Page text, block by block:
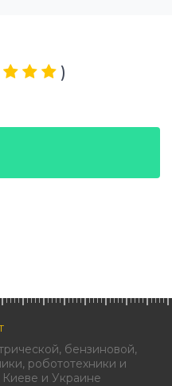
)
бензиновой,
робототехники и
и Украине